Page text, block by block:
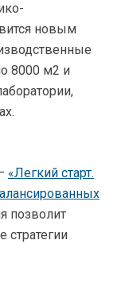
новым
8000 м2 и
«Легкий старт.
позволит
стратегии